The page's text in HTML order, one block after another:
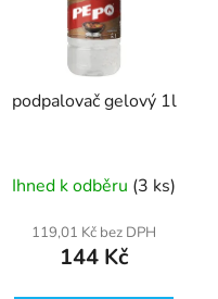
podpalovač gelový 1l
Ihned k odběru (3 ks)
119,01 Kč bez DPH
144 Kč